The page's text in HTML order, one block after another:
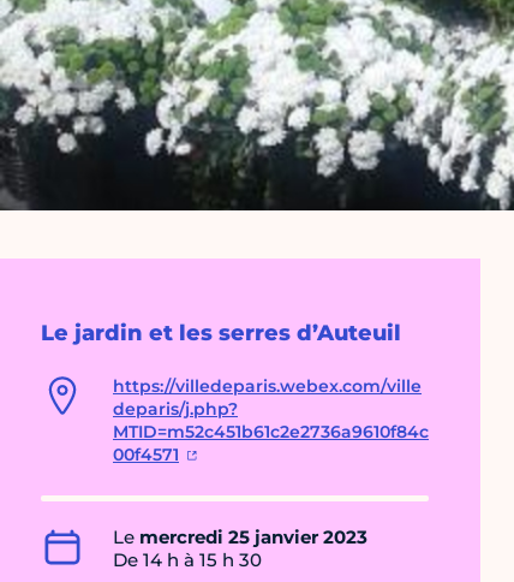
Le jardin et les serres d’Auteuil
https://villedeparis.webex.com/ville
deparis/j.php?
MTID=m52c451b61c2e2736a9610f84c
00f4571
Le mercredi 25 janvier 2023
De 14 h à 15 h 30